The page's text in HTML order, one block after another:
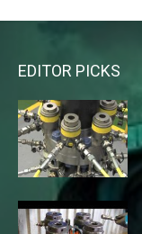
EDITOR PICKS